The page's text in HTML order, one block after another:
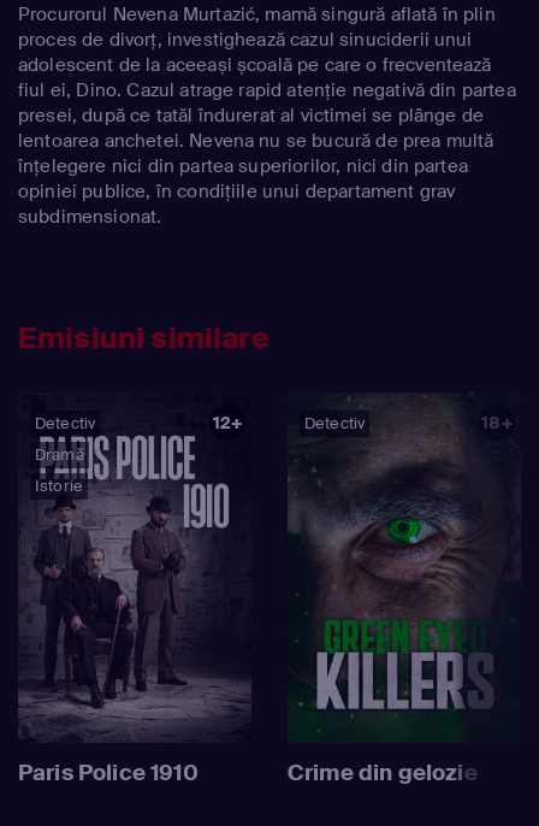
Procurorul Nevena Murtazić, mamă singură aflată în plin
proces de divorț, investighează cazul sinuciderii unui
adolescent de la aceeași școală pe care o frecventează
fiul ei, Dino. Cazul atrage rapid atenție negativă din partea
presei, după ce tatăl îndurerat al victimei se plânge de
lentoarea anchetei. Nevena nu se bucură de prea multă
înțelegere nici din partea superiorilor, nici din partea
opiniei publice, în condițiile unui departament grav
subdimensionat.
Emisiuni similare
Detectiv
Dramă
Istorie
12+
Paris Police 1910
Detectiv 18+
Crime din gelozie